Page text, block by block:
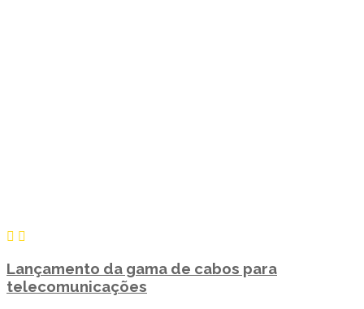
Lançamento da gama de cabos para
telecomunicações